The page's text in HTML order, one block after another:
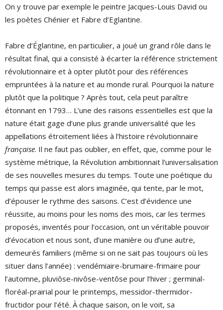
On y trouve par exemple le peintre Jacques-Louis David ou
les poètes Chénier et Fabre d’Eglantine.
Fabre d’Églantine, en particulier, a joué un grand rôle dans le
résultat final, qui a consisté à écarter la référence strictement
révolutionnaire et à opter plutôt pour des références
empruntées à la nature et au monde rural. Pourquoi la nature
plutôt que la politique ? Après tout, cela peut paraître
étonnant en 1793… L’une des raisons essentielles est que la
nature était gage d’une plus grande universalité que les
appellations étroitement liées à l’histoire révolutionnaire
française. Il ne faut pas oublier, en effet, que, comme pour le
système métrique, la Révolution ambitionnait l’universalisation
de ses nouvelles mesures du temps. Toute une poétique du
temps qui passe est alors imaginée, qui tente, par le mot,
d’épouser le rythme des saisons. C’est d’évidence une
réussite, au moins pour les noms des mois, car les termes
proposés, inventés pour l’occasion, ont un véritable pouvoir
d’évocation et nous sont, d’une manière ou d’une autre,
demeurés familiers (même si on ne sait pas toujours où les
situer dans l’année) : vendémiaire-brumaire-frimaire pour
l’automne, pluviôse-nivôse-ventôse pour l’hiver ; germinal-
floréal-prairial pour le printemps, messidor-thermidor-
fructidor pour l’été. À chaque saison, on le voit, sa